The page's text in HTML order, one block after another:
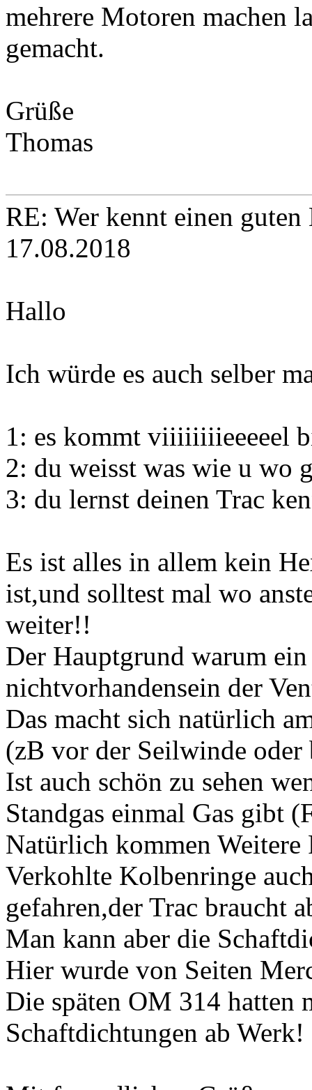
mehrere Motoren machen
gemacht.
Grüße
Thomas
RE: Wer kennt einen
17.08.2018
Hallo
Ich würde es auch selber
1: es kommt viiiiiiiieeeeel
2: du weisst was wie u wo
3: du lernst deinen Trac
Es ist alles in allem kein
ist,und solltest mal wo
weiter!!
Der Hauptgrund warum
nichtvorhandensein der
Das macht sich natürlich
(zB vor der Seilwinde
Ist auch schön zu sehen
Standgas einmal Gas gibt
Natürlich kommen Weitere
Verkohlte Kolbenringe
gefahren,der Trac braucht
Man kann aber die
Hier wurde von Seiten
Die späten OM 314 hatten
Schaftdichtungen ab Werk!